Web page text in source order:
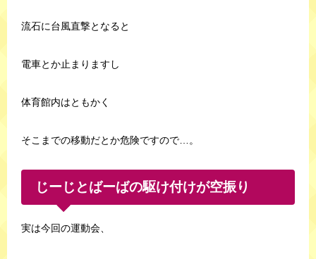
流石に台風直撃となると
電車とか止まりますし
体育館内はともかく
そこまでの移動だとか危険ですので…。
じーじとばーばの駆け付けが空振り
実は今回の運動会、